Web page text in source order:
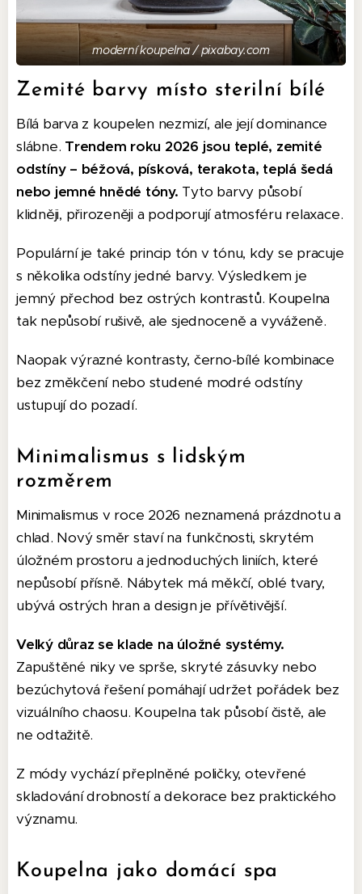
moderní koupelna / pixabay.com
Zemité barvy místo sterilní bílé
Bílá barva z koupelen nezmizí, ale její dominance
slábne. Trendem roku 2026 jsou teplé, zemité
odstíny – béžová, písková, terakota, teplá šedá
nebo jemné hnědé tóny. Tyto barvy působí
klidněji, přirozeněji a podporují atmosféru relaxace.
Populární je také princip tón v tónu, kdy se pracuje
s několika odstíny jedné barvy. Výsledkem je
jemný přechod bez ostrých kontrastů. Koupelna
tak nepůsobí rušivě, ale sjednoceně a vyváženě.
Naopak výrazné kontrasty, černo-bílé kombinace
bez změkčení nebo studené modré odstíny
ustupují do pozadí.
Minimalismus s lidským
rozměrem
Minimalismus v roce 2026 neznamená prázdnotu a
chlad. Nový směr staví na funkčnosti, skrytém
úložném prostoru a jednoduchých liniích, které
nepůsobí přísně. Nábytek má měkčí, oblé tvary,
ubývá ostrých hran a design je přívětivější.
Velký důraz se klade na úložné systémy.
Zapuštěné niky ve sprše, skryté zásuvky nebo
bezúchytová řešení pomáhají udržet pořádek bez
vizuálního chaosu. Koupelna tak působí čistě, ale
ne odtažitě.
Z módy vychází přeplněné poličky, otevřené
skladování drobností a dekorace bez praktického
významu.
Koupelna jako domácí spa